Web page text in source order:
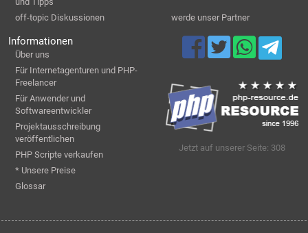
off-topic Diskussionen
werde unser Partner
Informationen
Über uns
Für Internetagenturen und PHP-
Freelancer
Für Anwender und
Softwareentwickler
Projektausschreibung
veröffentlichen
PHP Scripte verkaufen
* Unsere Preise
Glossar
Jetzt auf unserer Seite: 308